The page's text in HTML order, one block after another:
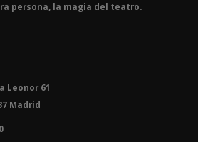
persona, la magia del teatro.
Leonor 61
Madrid